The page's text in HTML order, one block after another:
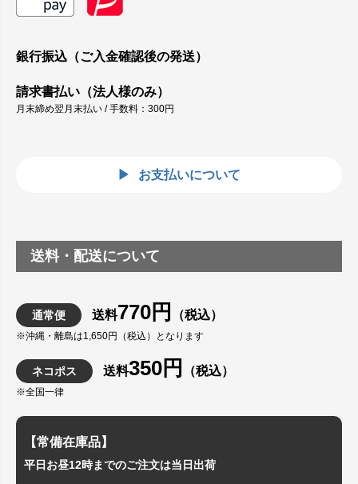
銀行振込（ご入金確認後の発送）
請求書払い（法人様のみ）
月末締め翌月末払い / 手数料：300円
お支払いについて
送料・配送について
通常便 送料770円 （税込）
※沖縄・離島は1,650円（税込）となります
ネコポス 送料350円 （税込）
※全国一律
【常備在庫品】
平日お昼12時までのご注文は当日出荷